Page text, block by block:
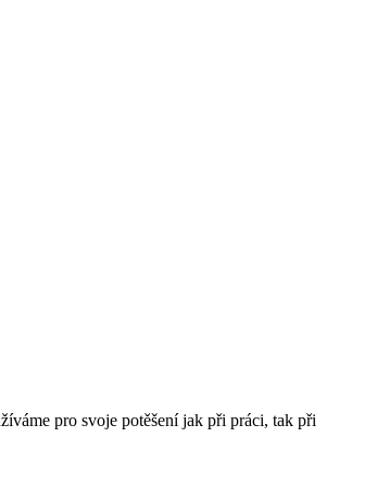
pro svoje potěšení jak při práci, tak při